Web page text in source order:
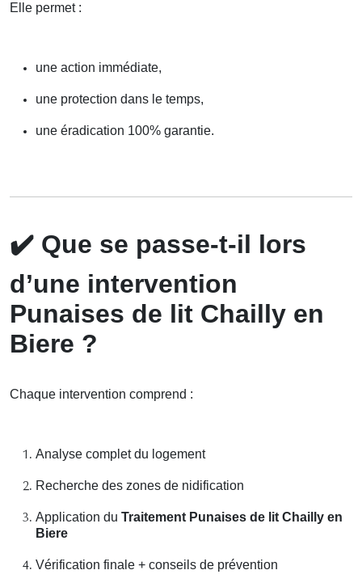
Elle permet :
une action immédiate,
une protection dans le temps,
une éradication 100% garantie.
✔️ Que se passe-t-il lors
d’une intervention
Punaises de lit Chailly en
Biere ?
Chaque intervention comprend :
Analyse complet du logement
Recherche des zones de nidification
Application du Traitement Punaises de lit Chailly en
Biere
Vérification finale + conseils de prévention